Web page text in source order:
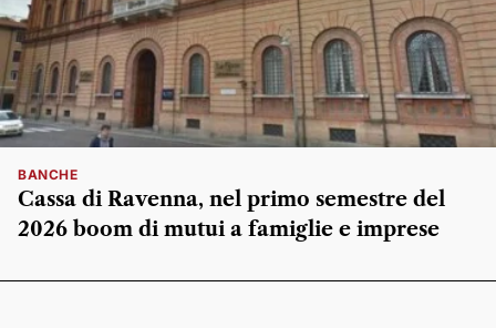
BANCHE
Cassa di Ravenna, nel primo semestre del
2026 boom di mutui a famiglie e imprese